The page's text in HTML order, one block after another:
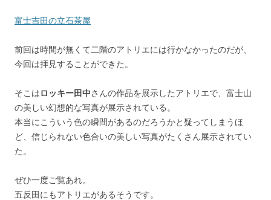
富士吉田の立石茶屋
前回は時間が無くて二階のアトリエには行かなかったのだが、
今回は拝見することができた。
そこはロッキー田中さんの作品を展示したアトリエで、富士山
の美しい幻想的な写真が展示されている。
本当にこういう色の瞬間があるのだろうかと疑ってしまうほ
ど、信じられない色合いの美しい写真がたくさん展示されてい
た。
ぜひ一度ご覧あれ。
五反田にもアトリエがあるそうです。